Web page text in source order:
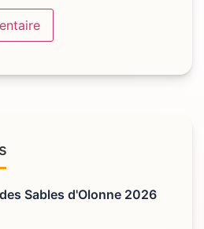
Sables d'Olonne 2026